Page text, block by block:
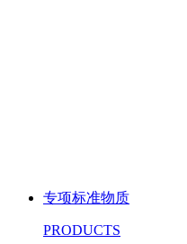
专项标准物质
PRODUCTS